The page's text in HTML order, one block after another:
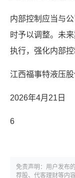
内部控制应当与
时予以调整。未
执行，强化内部
江西福事特液压
2026年4月21日
6
免责声明：用户发布
荐股、代客理财等内